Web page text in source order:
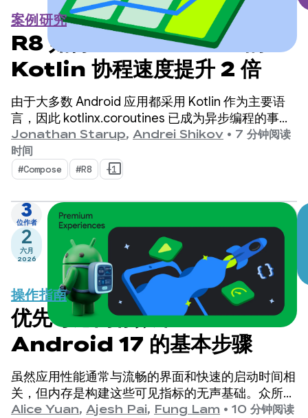
案例研究
R8 如何让 Android 上的
Kotlin 协程速度提升 2 倍
由于大多数 Android 应用都采用 Kotlin 作为主要语
言，因此 kotlinx.coroutines 已成为异步编程的事实
标准。该库提供了一种设计合理且结构化的方式来管
理 Kotlin 原生的并发流。
Jonathan Starup, Andrei Shikov • 7 分钟阅读
时间
#Compose #R8 +1
3
位作者
2
六月
2026
操作指南
优先考虑内存效率：
Android 17 的基本步骤
虽然应用性能通常与流畅的界面和快速的启动时间相
关，但内存是构建这些可见指标的无声基础。众所周
知，我们看到设备内存比以往任何时候都更加重要。
Alice Yuan, Ajesh Pai, Fung Lam • 10 分钟阅读